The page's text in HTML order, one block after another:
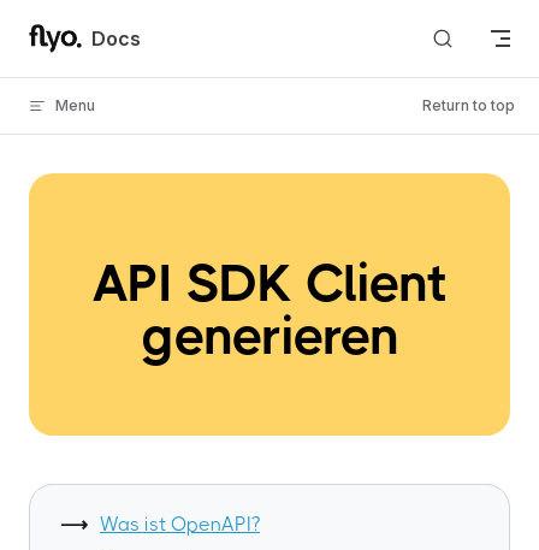
Skip to content
Docs
Menu Return to top
API SDK Client
generieren
Was ist OpenAPI?